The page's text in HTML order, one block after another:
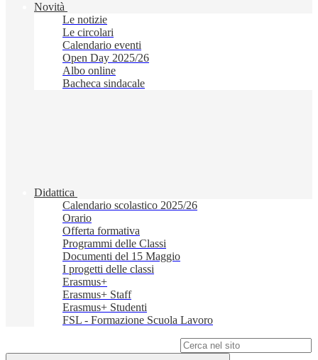
Novità
Le notizie
Le circolari
Calendario eventi
Open Day 2025/26
Albo online
Bacheca sindacale
Didattica
Calendario scolastico 2025/26
Orario
Offerta formativa
Programmi delle Classi
Documenti del 15 Maggio
I progetti delle classi
Erasmus+
Erasmus+ Staff
Erasmus+ Studenti
FSL - Formazione Scuola Lavoro